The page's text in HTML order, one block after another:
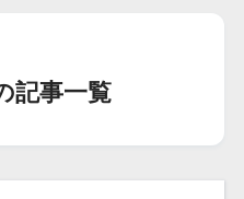
記事一覧